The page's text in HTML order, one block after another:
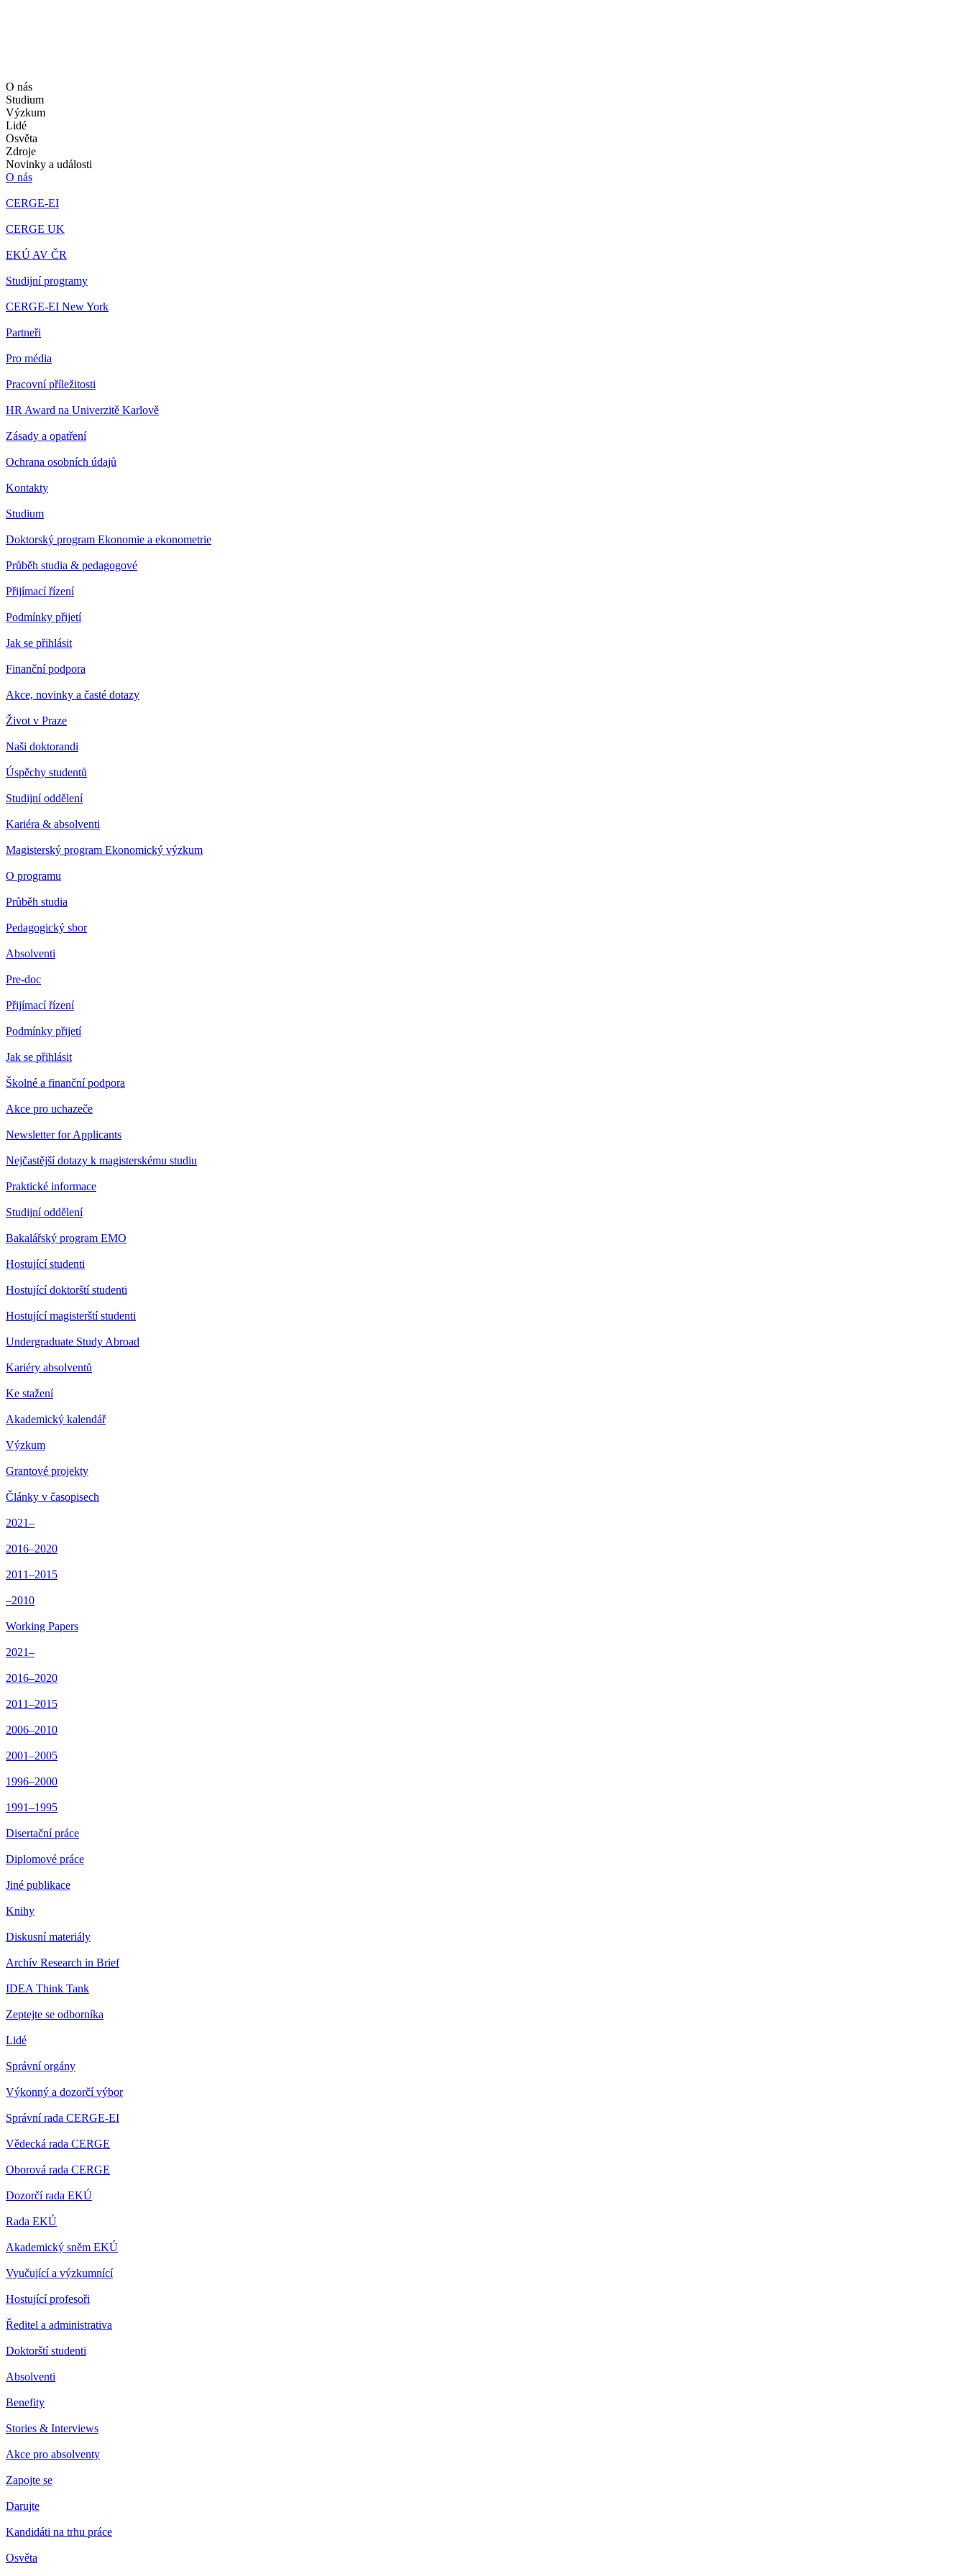
O nás
Studium
Výzkum
Lidé
Osvěta
Zdroje
Novinky a události
O nás
CERGE-EI
CERGE UK
EKÚ AV ČR
Studijní programy
CERGE-EI New York
Partneři
Pro média
Pracovní příležitosti
HR Award na Univerzitě Karlově
Zásady a opatření
Ochrana osobních údajů
Kontakty
Studium
Doktorský program Ekonomie a ekonometrie
Průběh studia & pedagogové
Přijímací řízení
Podmínky přijetí
Jak se přihlásit
Finanční podpora
Akce, novinky a časté dotazy
Život v Praze
Naši doktorandi
Úspěchy studentů
Studijní oddělení
Kariéra & absolventi
Magisterský program Ekonomický výzkum
O programu
Průběh studia
Pedagogický sbor
Absolventi
Pre-doc
Přijímací řízení
Podmínky přijetí
Jak se přihlásit
Školné a finanční podpora
Akce pro uchazeče
Newsletter for Applicants
Nejčastější dotazy k magisterskému studiu
Praktické informace
Studijní oddělení
Bakalářský program EMO
Hostující studenti
Hostující doktorští studenti
Hostující magisterští studenti
Undergraduate Study Abroad
Kariéry absolventů
Ke stažení
Akademický kalendář
Výzkum
Grantové projekty
Články v časopisech
2021–
2016–2020
2011–2015
–2010
Working Papers
2021–
2016–2020
2011–2015
2006–2010
2001–2005
1996–2000
1991–1995
Disertační práce
Diplomové práce
Jiné publikace
Knihy
Diskusní materiály
Archív Research in Brief
IDEA Think Tank
Zeptejte se odborníka
Lidé
Správní orgány
Výkonný a dozorčí výbor
Správní rada CERGE-EI
Vědecká rada CERGE
Oborová rada CERGE
Dozorčí rada EKÚ
Rada EKÚ
Akademický sněm EKÚ
Vyučující a výzkumnící
Hostující profesoři
Ředitel a administrativa
Doktorští studenti
Absolventi
Benefity
Stories & Interviews
Akce pro absolventy
Zapojte se
Darujte
Kandidáti na trhu práce
Osvěta